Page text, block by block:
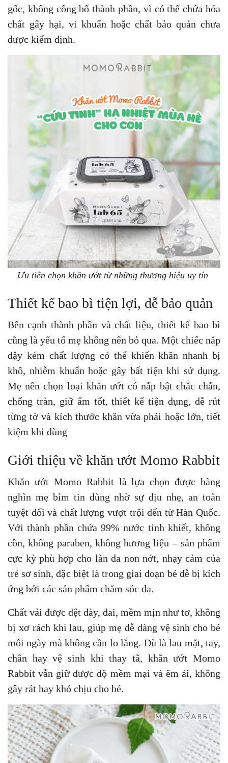
gốc, không công bố thành phần, vì có thể chứa hóa
chất gây hại, vi khuẩn hoặc chất bảo quản chưa
được kiểm định.
Ưu tiên chọn khăn ướt từ những thương hiệu uy tín
Thiết kế bao bì tiện lợi, dễ bảo quản
Bên cạnh thành phần và chất liệu, thiết kế bao bì
cũng là yếu tố mẹ không nên bỏ qua. Một chiếc nắp
đậy kém chất lượng có thể khiến khăn nhanh bị
khô, nhiễm khuẩn hoặc gây bất tiện khi sử dụng.
Mẹ nên chọn loại khăn ướt có nắp bật chắc chắn,
chống tràn, giữ ẩm tốt, thiết kế tiện dụng, dễ rút
từng tờ và kích thước khăn vừa phải hoặc lớn, tiết
kiệm khi dùng
Giới thiệu về khăn ướt Momo Rabbit
Khăn ướt Momo Rabbit là lựa chọn được hàng
nghìn mẹ bỉm tin dùng nhờ sự dịu nhẹ, an toàn
tuyệt đối và chất lượng vượt trội đến từ Hàn Quốc.
Với thành phần chứa 99% nước tinh khiết, không
cồn, không paraben, không hương liệu – sản phẩm
cực kỳ phù hợp cho làn da non nớt, nhạy cảm của
trẻ sơ sinh, đặc biệt là trong giai đoạn bé dễ bị kích
ứng bởi các sản phẩm chăm sóc da.
Chất vải được dệt dày, dai, mềm mịn như tơ, không
bị xơ rách khi lau, giúp mẹ dễ dàng vệ sinh cho bé
mỗi ngày mà không cần lo lắng. Dù là lau mặt, tay,
chân hay vệ sinh khi thay tã, khăn ướt Momo
Rabbit vẫn giữ được độ mềm mại và êm ái, không
gây rát hay khó chịu cho bé.